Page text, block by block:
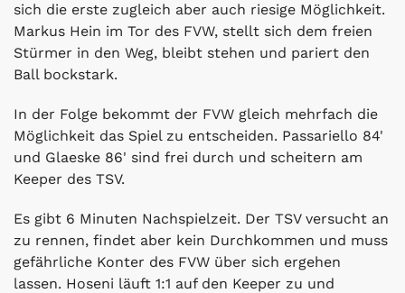
sich die erste zugleich aber auch riesige Möglichkeit.
Markus Hein im Tor des FVW, stellt sich dem freien
Stürmer in den Weg, bleibt stehen und pariert den
Ball bockstark.
In der Folge bekommt der FVW gleich mehrfach die
Möglichkeit das Spiel zu entscheiden. Passariello 84'
und Glaeske 86' sind frei durch und scheitern am
Keeper des TSV.
Es gibt 6 Minuten Nachspielzeit. Der TSV versucht an
zu rennen, findet aber kein Durchkommen und muss
gefährliche Konter des FVW über sich ergehen
lassen. Hoseni läuft 1:1 auf den Keeper zu und